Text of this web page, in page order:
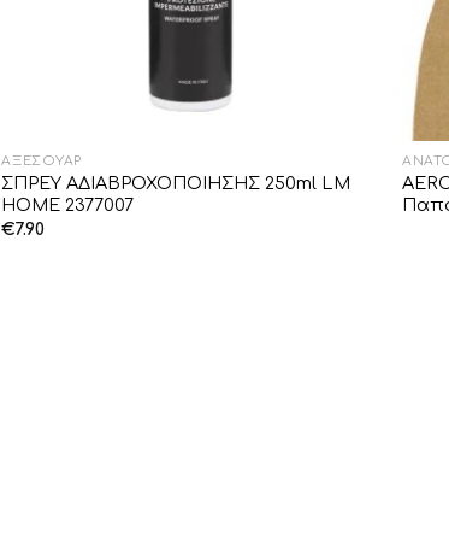
ΑΞΕΣΟΥΆΡ
ΣΠΡΕΥ ΑΔΙΑΒΡΟΧΟΠΟΙΗΣΗΣ 250ml LM
HOME 2377007
€7.90